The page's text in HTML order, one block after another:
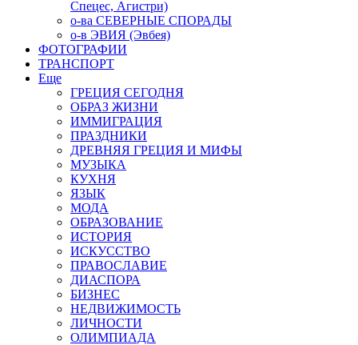
Спецес, Агистри)
о-ва СЕВЕРНЫЕ СПОРАДЫ
о-в ЭВИЯ (Эвбея)
ФОТОГРАФИИ
ТРАНСПОРТ
Еще
ГРЕЦИЯ СЕГОДНЯ
ОБРАЗ ЖИЗНИ
ИММИГРАЦИЯ
ПРАЗДНИКИ
ДРЕВНЯЯ ГРЕЦИЯ И МИФЫ
МУЗЫКА
КУХНЯ
ЯЗЫК
МОДА
ОБРАЗОВАНИЕ
ИСТОРИЯ
ИСКУССТВО
ПРАВОСЛАВИЕ
ДИАСПОРА
БИЗНЕС
НЕДВИЖИМОСТЬ
ЛИЧНОСТИ
ОЛИМПИАДА